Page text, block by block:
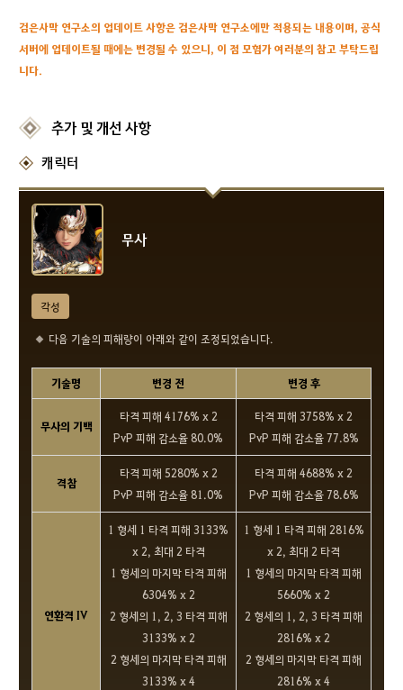
검은사막 연구소의 업데이트 사항은 검은사막 연구소에만 적용되는 내용이며, 공식
서버에 업데이트될 때에는 변경될 수 있으니, 이 점 모험가 여러분의 참고 부탁드립
니다.
추가 및 개선 사항
캐릭터
무사
각성
다음 기술의 피해량이 아래와 같이 조정되었습니다.
기술명 변경 전 변경 후
무사의 기백
타격 피해 4176% x 2
PvP 피해 감소율 80.0%
타격 피해 3758% x 2
PvP 피해 감소율 77.8%
격참
타격 피해 5280% x 2
PvP 피해 감소율 81.0%
타격 피해 4688% x 2
PvP 피해 감소율 78.6%
연환격 IV
1 형세 1 타격 피해 3133%
x 2, 최대 2 타격
1 형세의 마지막 타격 피해
6304% x 2
2 형세의 1, 2, 3 타격 피해
3133% x 2
2 형세의 마지막 타격 피해
3133% x 4
1 형세 1 타격 피해 2816%
x 2, 최대 2 타격
1 형세의 마지막 타격 피해
5660% x 2
2 형세의 1, 2, 3 타격 피해
2816% x 2
2 형세의 마지막 타격 피해
2816% x 4